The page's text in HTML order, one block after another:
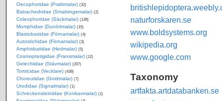
naturforskaren.se
www.boldsystems.org
wikipedia.org
www.google.com
Taxonomy
artfakta.artdatabanken.se
Oecophoridae (Praktmalar) (32)
Batrachedridae (Smalvingemalar) (2)
Coleophoridae (Säckmalar) (139)
Momphidae (Dunörtmalar) (15)
Blastobasidae (Förnamalar) (4)
Autostichidae (Förnamalar) (3)
Amphisbatidae (Hedmalar) (5)
Cosmopterigidae (Fransmalar) (12)
Gelechiidae (Stävmalar) (207)
Tortricidae (Vecklare) (439)
Choreutidae (Gnidmalar) (7)
Urodidae (Signalmalar) (1)
Schreckensteiniidae (Konkavmalar) (1)